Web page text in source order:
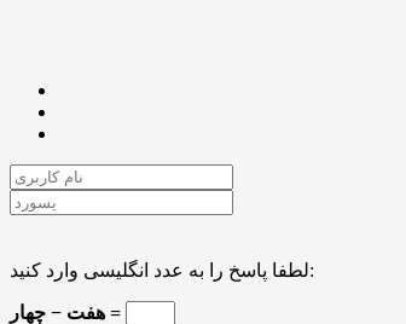
لطفا پاسخ را به عدد انگلیسی وارد کنید:
هفت − چهار =